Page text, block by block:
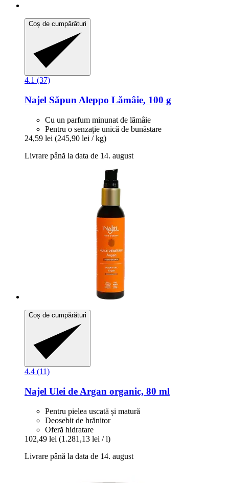
Coș de cumpărături
4.1 (37)
Najel Săpun Aleppo Lămâie, 100 g
Cu un parfum minunat de lămâie
Pentru o senzație unică de bunăstare
24,59 lei (245,90 lei / kg)
Livrare până la data de 14. august
Coș de cumpărături
4.4 (11)
Najel Ulei de Argan organic, 80 ml
Pentru pielea uscată și matură
Deosebit de hrănitor
Oferă hidratare
102,49 lei (1.281,13 lei / l)
Livrare până la data de 14. august